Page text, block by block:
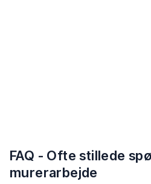
FAQ - Ofte stillede
murerarbejde